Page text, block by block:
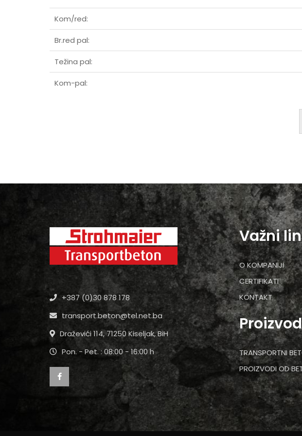
Kom/red:
Br.red pal:
Težina pal:
Kom-pal:
+387 (0)30 878 178
transport.beton@tel.net.ba
Draževići 114, 71250 Kiseljak, BiH
Pon. - Pet. : 08:00 - 16:00 h
Važni
O KOMPANIJI
CERTIFIKATI
KONTAKT
TRANSPORTNI
PROIZVODI OD